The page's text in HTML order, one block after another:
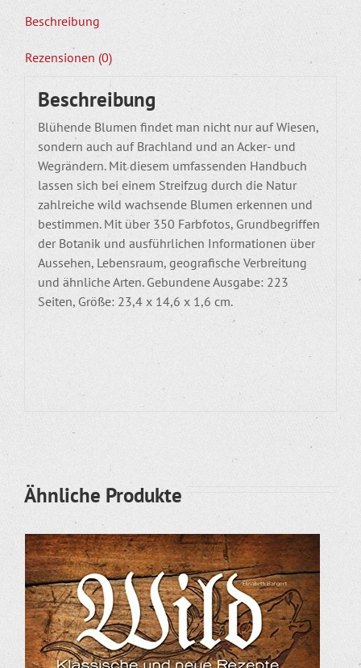
Wiese
Menge
Beschreibung
Rezensionen (0)
Beschreibung
Blühende Blumen findet man nicht nur auf Wiesen,
sondern auch auf Brachland und an Acker- und
Wegrändern. Mit diesem umfassenden Handbuch
lassen sich bei einem Streifzug durch die Natur
zahlreiche wild wachsende Blumen erkennen und
bestimmen. Mit über 350 Farbfotos, Grundbegriffen
der Botanik und ausführlichen Informationen über
Aussehen, Lebensraum, geografische Verbreitung
und ähnliche Arten. Gebundene Ausgabe: 223
Seiten, Größe: 23,4 x 14,6 x 1,6 cm.
Ähnliche Produkte